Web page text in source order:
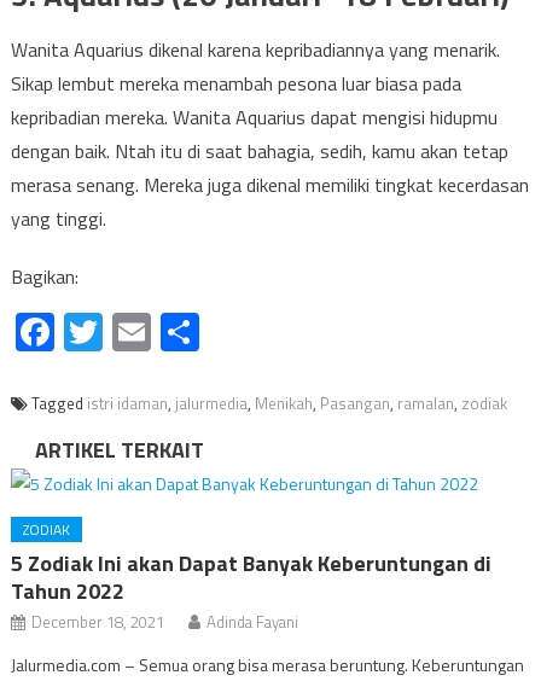
Wanita Aquarius dikenal karena kepribadiannya yang menarik.
Sikap lembut mereka menambah pesona luar biasa pada
kepribadian mereka. Wanita Aquarius dapat mengisi hidupmu
dengan baik. Ntah itu di saat bahagia, sedih, kamu akan tetap
merasa senang. Mereka juga dikenal memiliki tingkat kecerdasan
yang tinggi.
Bagikan:
Facebook
Twitter
EmailShare
Tagged istri idaman, jalurmedia, Menikah, Pasangan, ramalan, zodiak
ARTIKEL TERKAIT
ZODIAK
5 Zodiak Ini akan Dapat Banyak Keberuntungan di
Tahun 2022
December 18, 2021 Adinda Fayani
Jalurmedia.com – Semua orang bisa merasa beruntung. Keberuntungan